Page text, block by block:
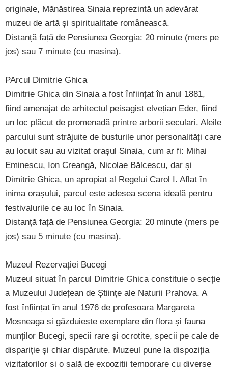
originale, Mănăstirea Sinaia reprezintă un adevărat
muzeu de artă și spiritualitate românească.
Distanță față de Pensiunea Georgia: 20 minute (mers pe
jos) sau 7 minute (cu mașina).
PArcul Dimitrie Ghica
Dimitrie Ghica din Sinaia a fost înființat în anul 1881,
fiind amenajat de arhitectul peisagist elvețian Eder, fiind
un loc plăcut de promenadă printre arborii seculari. Aleile
parcului sunt străjuite de busturile unor personalități care
au locuit sau au vizitat orașul Sinaia, cum ar fi: Mihai
Eminescu, Ion Creangă, Nicolae Bălcescu, dar și
Dimitrie Ghica, un apropiat al Regelui Carol I. Aflat în
inima orașului, parcul este adesea scena ideală pentru
festivalurile ce au loc în Sinaia.
Distanță față de Pensiunea Georgia: 20 minute (mers pe
jos) sau 5 minute (cu mașina).
Muzeul Rezervației Bucegi
Muzeul situat în parcul Dimitrie Ghica constituie o secție
a Muzeului Județean de Științe ale Naturii Prahova. A
fost înființat în anul 1976 de profesoara Margareta
Moșneaga și găzduiește exemplare din flora și fauna
munților Bucegi, specii rare și ocrotite, specii pe cale de
dispariție și chiar dispărute. Muzeul pune la dispoziția
vizitatorilor și o sală de expoziții temporare cu diverse